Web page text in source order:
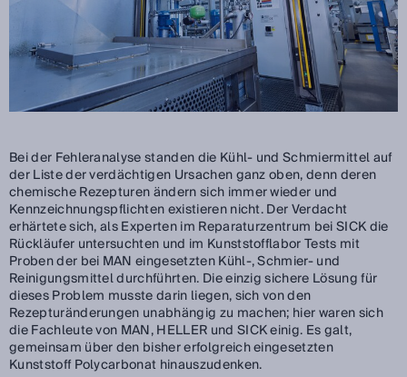
Bei der Fehleranalyse standen die Kühl- und Schmiermittel auf
der Liste der verdächtigen Ursachen ganz oben, denn deren
chemische Rezepturen ändern sich immer wieder und
Kennzeichnungspflichten existieren nicht. Der Verdacht
erhärtete sich, als Experten im Reparaturzentrum bei SICK die
Rückläufer untersuchten und im Kunststofflabor Tests mit
Proben der bei MAN eingesetzten Kühl-, Schmier- und
Reinigungsmittel durchführten. Die einzig sichere Lösung für
dieses Problem musste darin liegen, sich von den
Rezepturänderungen unabhängig zu machen; hier waren sich
die Fachleute von MAN, HELLER und SICK einig. Es galt,
gemeinsam über den bisher erfolgreich eingesetzten
Kunststoff Polycarbonat hinauszudenken.